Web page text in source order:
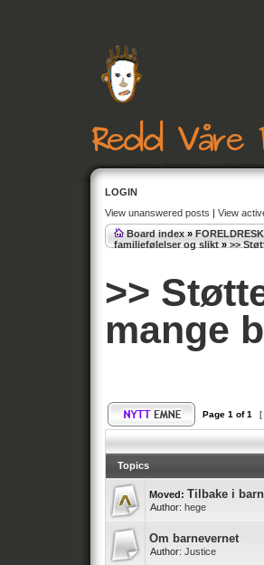
LOGIN
View unanswered posts | View
Board index »
familiefølelser og slikt»>>
>>
mange
Page 1 of1 [
Topics
Moved: Tilbake i
Author: hege
Om barnevernet
Author: Justice